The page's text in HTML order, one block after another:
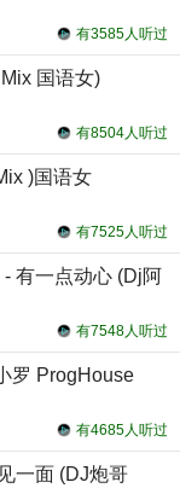
有3585人听过
国语女)
有8504人听过
)国语女
有7525人听过
- 有一点动心 (Dj阿
有7548人听过
罗 ProgHouse
有4685人听过
一面 (DJ炮哥